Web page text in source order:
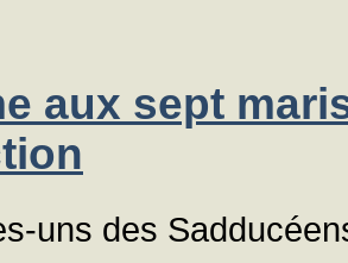
aux sept
uns des